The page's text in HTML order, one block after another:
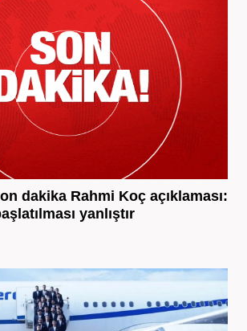
dakika Rahmi Koç açıklaması:
yanlıştır